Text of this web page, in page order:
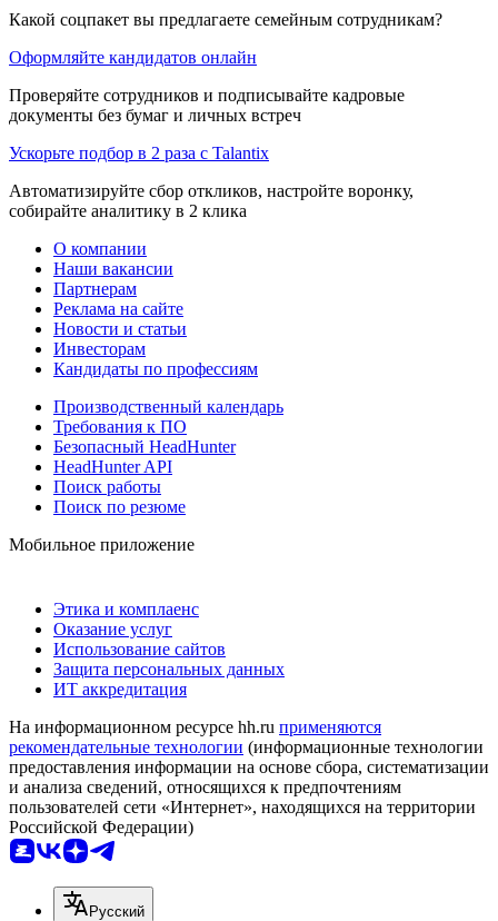
Какой соцпакет вы предлагаете семейным сотрудникам?
Оформляйте кандидатов онлайн
Проверяйте сотрудников и подписывайте кадровые
документы без бумаг и личных встреч
Ускорьте подбор в 2 раза с Talantix
Автоматизируйте сбор откликов, настройте воронку,
собирайте аналитику в 2 клика
О компании
Наши вакансии
Партнерам
Реклама на сайте
Новости и статьи
Инвесторам
Кандидаты по профессиям
Производственный календарь
Требования к ПО
Безопасный HeadHunter
HeadHunter API
Поиск работы
Поиск по резюме
Мобильное приложение
Этика и комплаенс
Оказание услуг
Использование сайтов
Защита персональных данных
ИТ аккредитация
На информационном ресурсе hh.ru применяются
рекомендательные технологии (информационные технологии
предоставления информации на основе сбора, систематизации
и анализа сведений, относящихся к предпочтениям
пользователей сети «Интернет», находящихся на территории
Российской Федерации)
Русский